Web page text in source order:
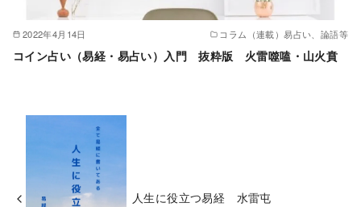
2022年4月14日 コラム（連載）易占い、論語等
コイン占い（易経・易占い）入門 抜粋版 火雷噬嗑・山火賁
人生に役立つ易経 水雷屯